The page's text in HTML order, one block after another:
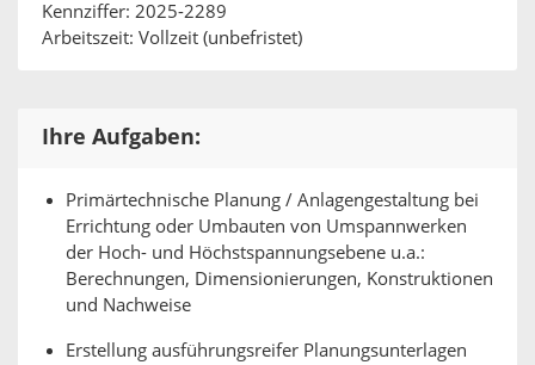
Kennziffer: 2025-2289
Arbeitszeit: Vollzeit (unbefristet)
Ihre Aufgaben:
Primärtechnische Planung / Anlagengestaltung bei
Errichtung oder Umbauten von Umspannwerken
der Hoch- und Höchstspannungsebene u.a.:
Berechnungen, Dimensionierungen, Konstruktionen
und Nachweise
Erstellung ausführungsreifer Planungsunterlagen